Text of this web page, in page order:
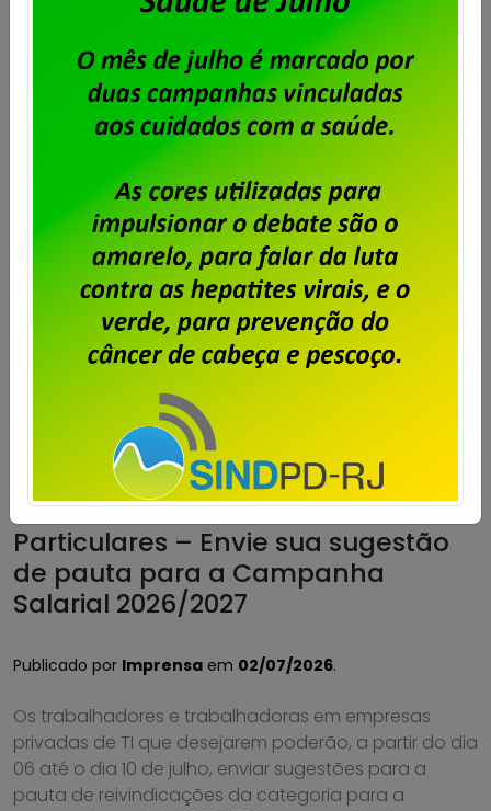
privadas de TI no estado do Rio de Janeiro a
participarem da assembleia que será realizada no
dia 23 de julho de 2026, com primeira chamada às
17h30m, com quórum de 50%+1; e segunda chamada
às 18 horas com qualquer número de presentes, […]
Saiba mais
Particulares – Envie sua sugestão
de pauta para a Campanha
Salarial 2026/2027
Publicado por Imprensa em 02/07/2026.
Os trabalhadores e trabalhadoras em empresas
privadas de TI que desejarem poderão, a partir do dia
06 até o dia 10 de julho, enviar sugestões para a
pauta de reivindicações da categoria para a